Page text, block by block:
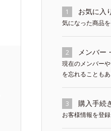
1 お気に入
気になった商品
2 メンバー
現在のメンバー
を忘れることもあ
3 購入手続
お客様情報を登